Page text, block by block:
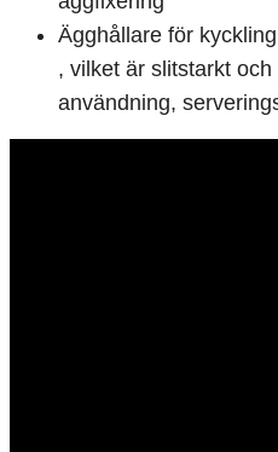
Ägghållare för
, vilket är slitstarkt
användning,